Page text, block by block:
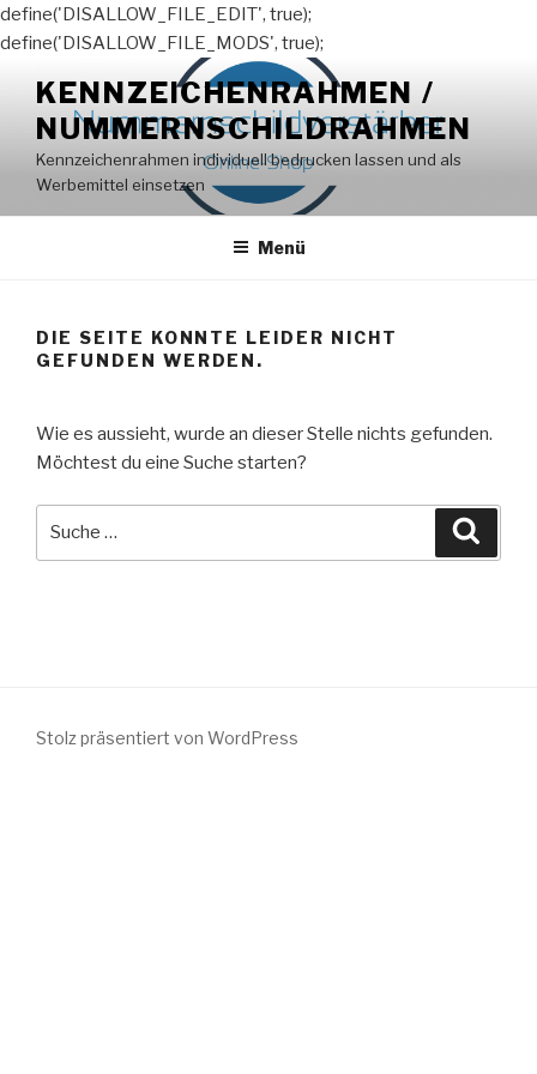
define('DISALLOW_FILE_EDIT', true);
define('DISALLOW_FILE_MODS', true);
Inhalt
springen
KENNZEICHENRAHMEN /
NUMMERNSCHILDRAHMEN
Kennzeichenrahmen individuell bedrucken lassen und als
Werbemittel einsetzen
Menü
DIE SEITE KONNTE LEIDER NICHT
GEFUNDEN WERDEN.
Wie es aussieht, wurde an dieser Stelle nichts gefunden.
Möchtest du eine Suche starten?
Stolz präsentiert von WordPress